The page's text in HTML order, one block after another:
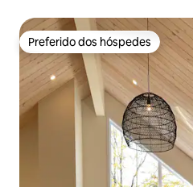
Preferido dos hóspedes
Preferido dos hóspedes